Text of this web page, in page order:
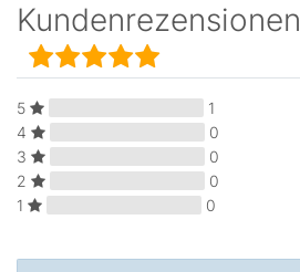
Kundenrezensionen
5
1
4
0
3
0
2
0
1
0